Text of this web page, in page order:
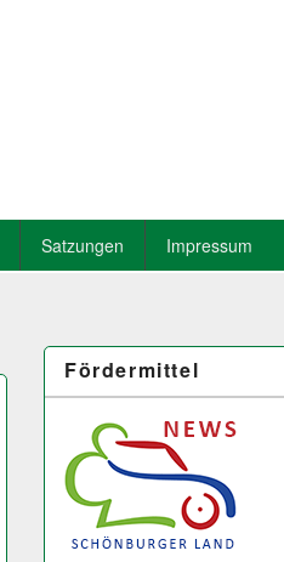
Satzungen Impressum
Fördermittel